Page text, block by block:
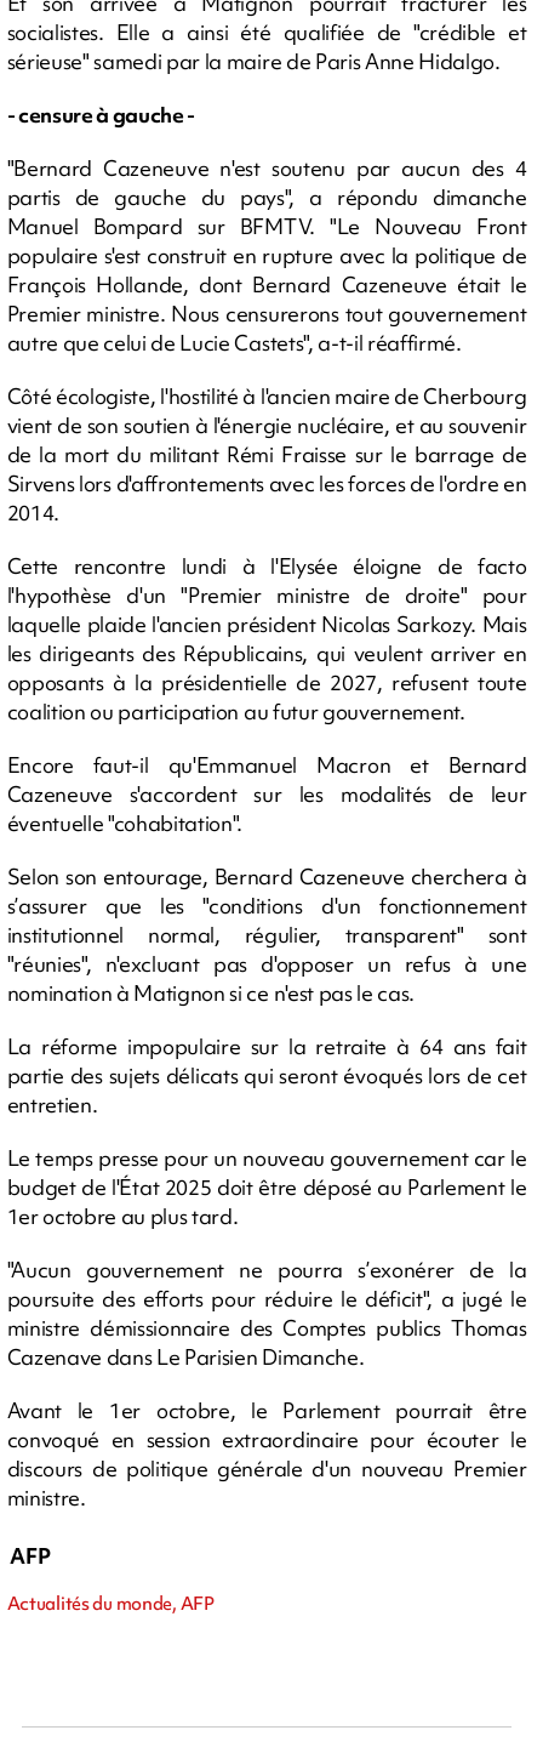
socialistes. Elle a ainsi été qualifiée de "crédible et
sérieuse" samedi par la maire de Paris Anne Hidalgo.
- censure à gauche -
"Bernard Cazeneuve n'est soutenu par aucun des 4
partis de gauche du pays", a répondu dimanche
Manuel Bompard sur BFMTV. "Le Nouveau Front
populaire s'est construit en rupture avec la politique de
François Hollande, dont Bernard Cazeneuve était le
Premier ministre. Nous censurerons tout gouvernement
autre que celui de Lucie Castets", a-t-il réaffirmé.
Côté écologiste, l'hostilité à l'ancien maire de Cherbourg
vient de son soutien à l'énergie nucléaire, et au souvenir
de la mort du militant Rémi Fraisse sur le barrage de
Sirvens lors d'affrontements avec les forces de l'ordre en
2014.
Cette rencontre lundi à l'Elysée éloigne de facto
l'hypothèse d'un "Premier ministre de droite" pour
laquelle plaide l'ancien président Nicolas Sarkozy. Mais
les dirigeants des Républicains, qui veulent arriver en
opposants à la présidentielle de 2027, refusent toute
coalition ou participation au futur gouvernement.
Encore faut-il qu'Emmanuel Macron et Bernard
Cazeneuve s'accordent sur les modalités de leur
éventuelle "cohabitation".
Selon son entourage, Bernard Cazeneuve cherchera à
s’assurer que les "conditions d'un fonctionnement
institutionnel normal, régulier, transparent" sont
"réunies", n'excluant pas d'opposer un refus à une
nomination à Matignon si ce n'est pas le cas.
La réforme impopulaire sur la retraite à 64 ans fait
partie des sujets délicats qui seront évoqués lors de cet
entretien.
Le temps presse pour un nouveau gouvernement car le
budget de l'État 2025 doit être déposé au Parlement le
1er octobre au plus tard.
"Aucun gouvernement ne pourra s’exonérer de la
poursuite des efforts pour réduire le déficit", a jugé le
ministre démissionnaire des Comptes publics Thomas
Cazenave dans Le Parisien Dimanche.
Avant le 1er octobre, le Parlement pourrait être
convoqué en session extraordinaire pour écouter le
discours de politique générale d'un nouveau Premier
ministre.
AFP
Actualités du monde, AFP